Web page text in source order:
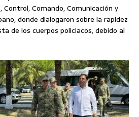
Comando, Comunicación y
donde dialogaron sobre la rapidez
de los cuerpos policiacos, debido al